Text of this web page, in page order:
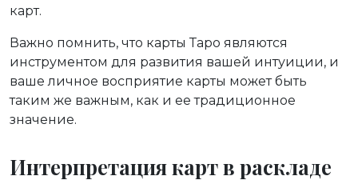
карт.
Важно помнить, что карты Таро являются
инструментом для развития вашей интуиции, и
ваше личное восприятие карты может быть
таким же важным, как и ее традиционное
значение.
Интерпретация карт в раскладе